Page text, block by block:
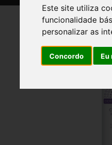
Este site utiliza
funcionalidade
personalizar as
Concordo Eu